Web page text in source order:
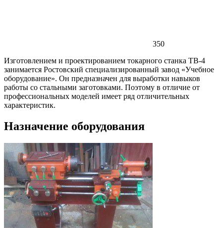
350
Изготовлением и проектированием токарного станка ТВ-4
занимается Ростовский специализированный завод «Учебное
оборудование». Он предназначен для выработки навыков
работы со стальными заготовками. Поэтому в отличие от
профессиональных моделей имеет ряд отличительных
характеристик.
Назначение оборудования